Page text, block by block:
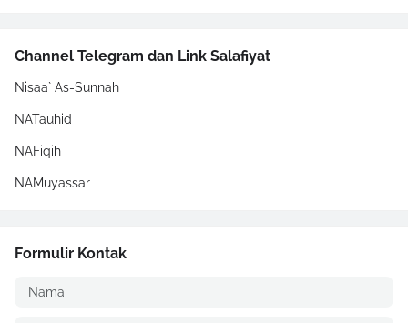
Channel Telegram dan Link Salafiyat
Nisaa` As-Sunnah
NATauhid
NAFiqih
NAMuyassar
Formulir Kontak